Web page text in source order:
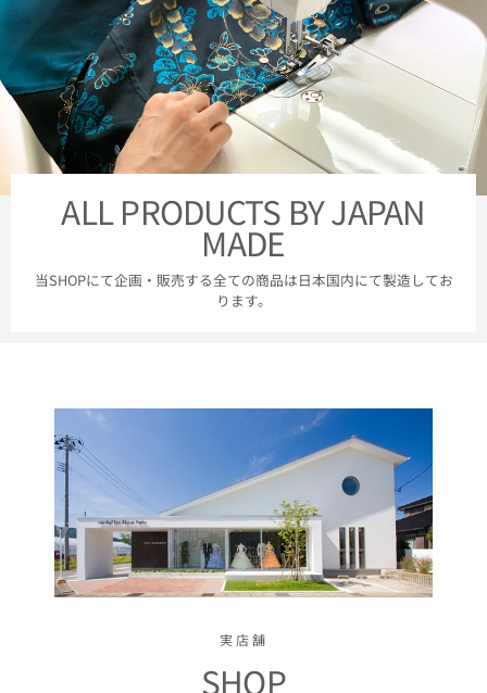
ALL PRODUCTS BY JAPAN
MADE
当SHOPにて企画・販売する全ての商品は日本国内にて製造してお
ります。
実店舗
SHOP